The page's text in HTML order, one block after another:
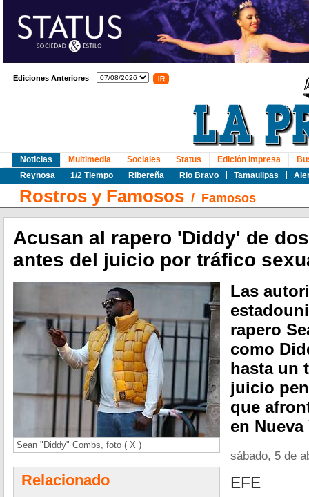
Ediciones Anteriores
Noticias
Reynosa
1/2 Tiempo Ribereña Rio Bravo Tamaulipas
Multimedia Sociales Status Edición Impresa
Rostros y Famosos / Famosos
Acusan al rapero 'Diddy' de
antes del juicio por tráfico
Sean "Diddy" Combs, foto ( X )
Relacionado
Las
rapero
como
hasta un
juicio
que
en Nueva
sábado, 5 de
EFE